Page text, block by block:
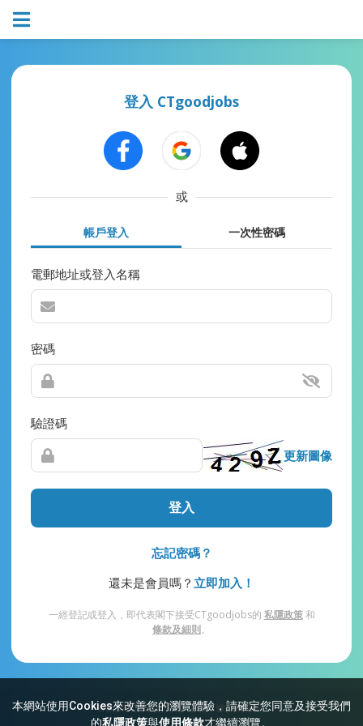
本網站使用Cookies來改善您的瀏覽體驗，請確定您同意及接受我們
的私隱政策與使用條款才繼續瀏覽。
登入 CTgoodjobs
或
帳戶登入 一次性密碼
電郵地址或登入名稱
密碼
驗證碼
更新圖像
登入
忘記密碼？
還未是會員嗎？ 立即加入！
一經登記或登入，即代表閣下接受CTgoodjobs的 私隱政策和
條款及細則。
網站索引 常見問題 私隱 條款及細則